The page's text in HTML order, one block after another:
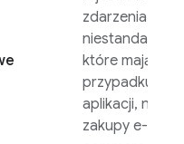
zdarzenia
które mają
przypadku z
aplikacji, np.
zakupy e-